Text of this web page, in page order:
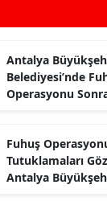
Antalya
Belediyesi’nde
Operasyonu
Fuhuş
Tutuklamaları
Antalya